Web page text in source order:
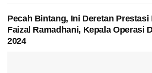
Pecah Bintang, Ini Deretan Prestasi
Faizal Ramadhani, Kepala Operasi
2024